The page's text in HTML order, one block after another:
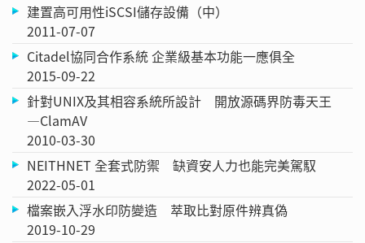
建置高可用性iSCSI儲存設備（中）
2011-07-07
Citadel協同合作系統 企業級基本功能一應俱全
2015-09-22
針對UNIX及其相容系統所設計 開放源碼界防毒天王
—ClamAV
2010-03-30
NEITHNET 全套式防禦 缺資安人力也能完美駕馭
2022-05-01
檔案嵌入浮水印防變造 萃取比對原件辨真偽
2019-10-29